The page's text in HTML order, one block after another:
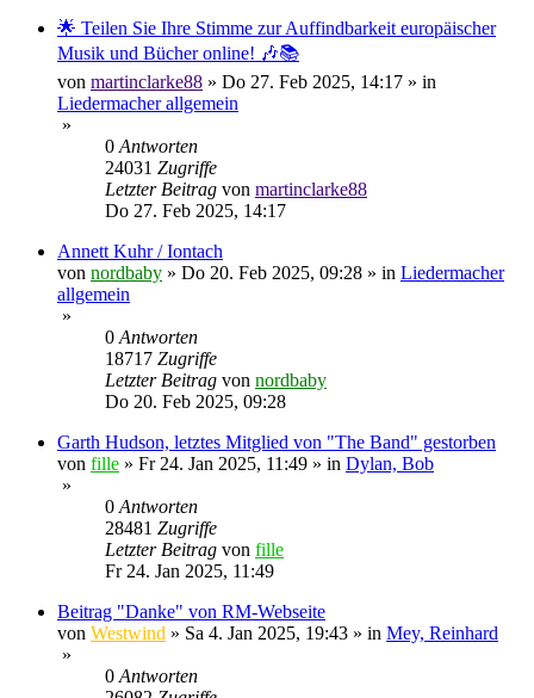
🌟 Teilen Sie Ihre Stimme zur Auffindbarkeit europäischer
Musik und Bücher online! 🎶📚
von martinclarke88 » Do 27. Feb 2025, 14:17 » in
Liedermacher allgemein
»
0Antworten
24031 Zugriffe
Letzter Beitrag von martinclarke88
Do 27. Feb 2025, 14:17
Annett Kuhr / Iontach
von nordbaby » Do 20. Feb 2025, 09:28 » in Liedermacher
allgemein
»
0Antworten
18717 Zugriffe
Letzter Beitrag von nordbaby
Do 20. Feb 2025, 09:28
Garth Hudson, letztes Mitglied von "The Band" gestorben
von fille » Fr 24. Jan 2025, 11:49 » in Dylan, Bob
»
0Antworten
28481 Zugriffe
Letzter Beitrag von fille
Fr 24. Jan 2025, 11:49
Beitrag "Danke" von RM-Webseite
von Westwind » Sa 4. Jan 2025, 19:43 » in Mey, Reinhard
»
0Antworten